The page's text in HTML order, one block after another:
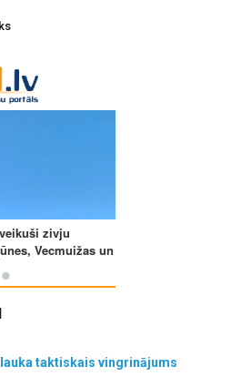
taktiskais vingrinājums